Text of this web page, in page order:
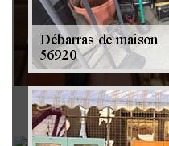
Rachat